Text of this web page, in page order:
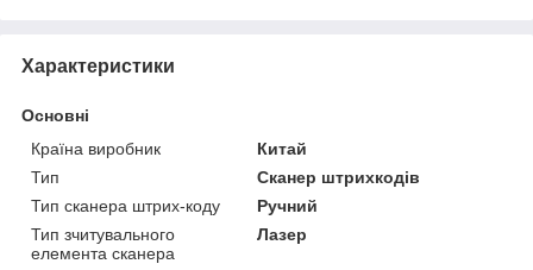
Характеристики
Основні
Країна виробник
Китай
Тип
Сканер штрихкодів
Тип сканера штрих-коду
Ручний
Тип зчитувального
елемента сканера
Лазер